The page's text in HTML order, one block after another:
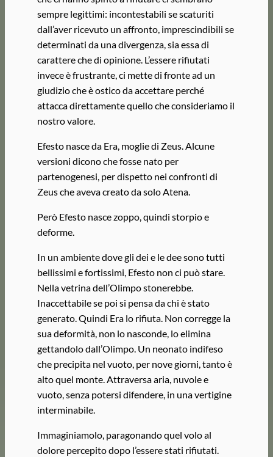
sempre legittimi: incontestabili se scaturiti
dall’aver ricevuto un affronto, imprescindibili se
determinati da una divergenza, sia essa di
carattere che di opinione. L’essere rifiutati
invece è frustrante, ci mette di fronte ad un
giudizio che è ostico da accettare perché
attacca direttamente quello che consideriamo il
nostro valore.
Efesto nasce da Era, moglie di Zeus. Alcune
versioni dicono che fosse nato per
partenogenesi, per dispetto nei confronti di
Zeus che aveva creato da solo Atena.
Però Efesto nasce zoppo, quindi storpio e
deforme.
In un ambiente dove gli dei e le dee sono tutti
bellissimi e fortissimi, Efesto non ci può stare.
Nella vetrina dell’Olimpo stonerebbe.
Inaccettabile se poi si pensa da chi è stato
generato. Quindi Era lo rifiuta. Non corregge la
sua deformità, non lo nasconde, lo elimina
gettandolo dall’Olimpo. Un neonato indifeso
che precipita nel vuoto, per nove giorni, tanto è
alto quel monte. Attraversa aria, nuvole e
vuoto, senza potersi difendere, in una vertigine
interminabile.
Immaginiamolo, paragonando quel volo al
dolore percepito dopo l’essere stati rifiutati.